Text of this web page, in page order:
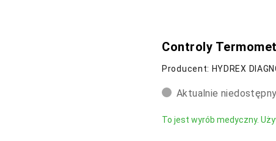
Controly
Producent: HYDREX
Aktualnie niedostępny
To jest wyrób medyczny.